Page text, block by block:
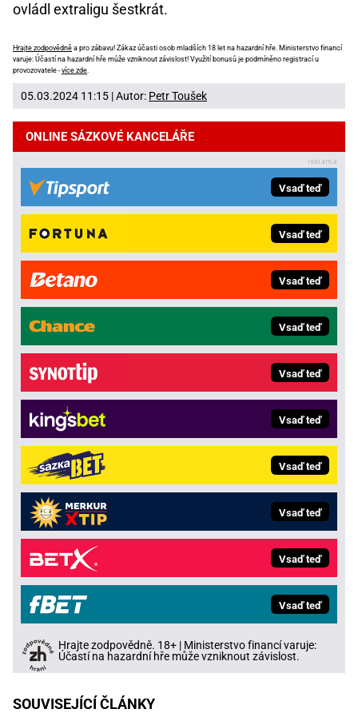
ovládl extraligu šestkrát.
Hrajte zodpovědně a pro zábavu! Zákaz účasti osob mladších 18 let na hazardní hře. Ministerstvo financí
varuje: Účastí na hazardní hře může vzniknout závislost! Využití bonusů je podmíněno registrací u
provozovatele -více zde.
05.03.2024 11:15 | Autor: Petr Toušek
ONLINE SÁZKOVÉ KANCELÁŘE
Vsaď teď
Vsaď teď
Vsaď teď
Vsaď teď
Vsaď teď
Vsaď teď
Vsaď teď
Vsaď teď
Vsaď teď
Vsaď teď
Hrajte zodpovědně. 18+ | Ministerstvo financí varuje:
Účastí na hazardní hře může vzniknout závislost.
SOUVISEJÍCÍ ČLÁNKY